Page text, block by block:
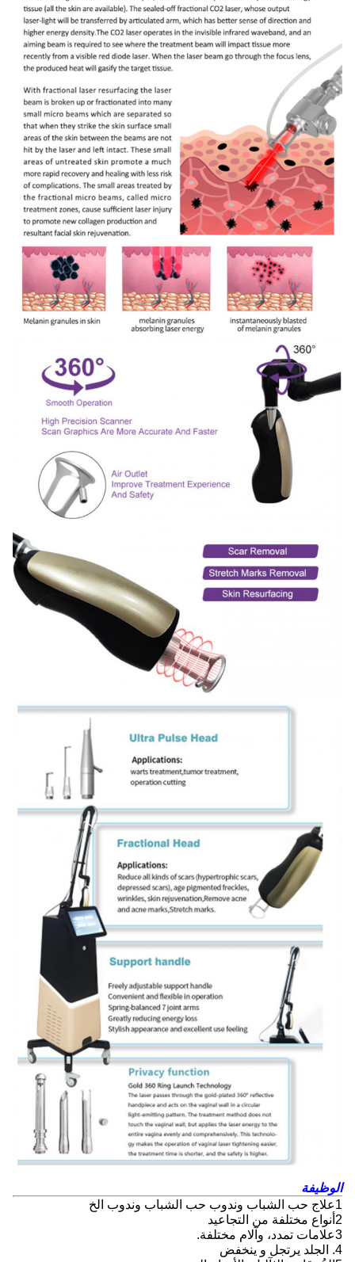
الوظيفة
1علاج حب الشباب وندوب حب الشباب وندوب الخ
2أنواع مختلفة من التجاعيد
3علامات تمدد، وآلام مختلفة.
4. الجلد يرتجل و ينخفض